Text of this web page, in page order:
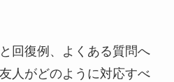
回復例、よくある質問へ
人がどのように対応すべ